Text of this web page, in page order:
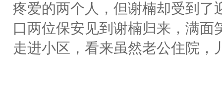
疼爱的两个人，但谢楠却受到了
口两位保安见到谢楠归来，满
走进小区，看来虽然老公住院